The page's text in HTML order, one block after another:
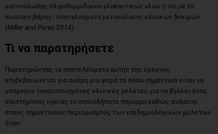
κατανάλωσης ολιγοθερμιδικών γλυκαντικών υλών ή όχι με το
σωατικό βάρος - αποτελέσματα μετανάλυσης κλινικών δοκιμών
(Miller and Perez 2014).
Τι να παρατηρήσετε
Παρατηρώντας τα αποτελέσματα αυτής της έρευνας
επιβεβαιώνεται για ακόμη μια φορά το πόσο σημαντικό είναι να
υπάρχουν τυχαιοποιημένες κλινικές μελέτες για να βγάλει ένας
επιστήμονας υγείας το οποιοδήποτε πόρισμα καθώς ανάμεσα
στους σημαντικούς περιορισμούς των επιδημιολογικών μελετών
ήταν: